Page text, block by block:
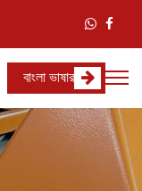
বাংলা ভাষার